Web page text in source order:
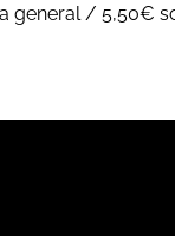
general / 5,50€